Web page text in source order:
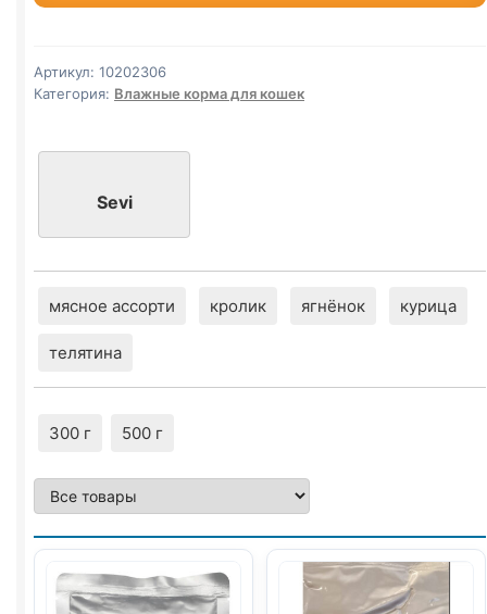
(ТЕЛЯТИНА)
300г
Артикул: 10202306
Категория: Влажные корма для кошек
Sevi
мясное ассорти кролик ягнёнок курица
телятина
300 г 500 г